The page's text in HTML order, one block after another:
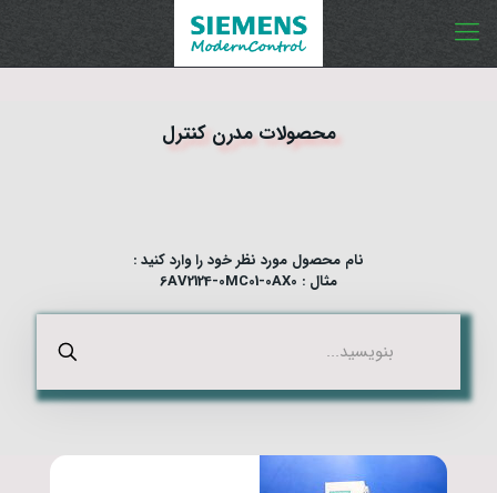
محصولات مدرن کنترل
نام محصول مورد نظر خود را وارد کنید :
مثال : 6AV2124-0MC01-0AX0